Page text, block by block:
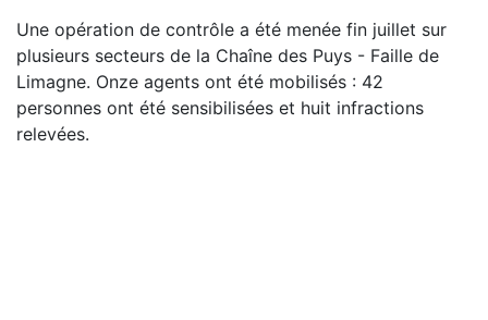
Une opération de contrôle a été menée fin juillet sur
plusieurs secteurs de la Chaîne des Puys - Faille de
Limagne. Onze agents ont été mobilisés : 42
personnes ont été sensibilisées et huit infractions
relevées.